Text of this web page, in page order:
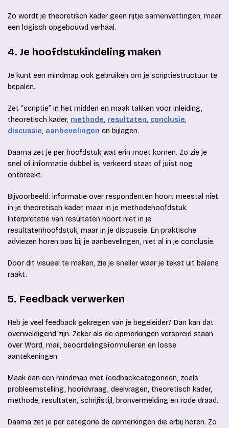
Zo wordt je theoretisch kader geen rijtje samenvattingen, maar
een logisch opgebouwd verhaal.
4. Je hoofdstukindeling maken
Je kunt een mindmap ook gebruiken om je scriptiestructuur te
bepalen.
Zet “scriptie” in het midden en maak takken voor inleiding,
theoretisch kader, methode, resultaten, conclusie,
discussie, aanbevelingen en bijlagen.
Daarna zet je per hoofdstuk wat erin moet komen. Zo zie je
snel of informatie dubbel is, verkeerd staat of juist nog
ontbreekt.
Bijvoorbeeld: informatie over respondenten hoort meestal niet
in je theoretisch kader, maar in je methodehoofdstuk.
Interpretatie van resultaten hoort niet in je
resultatenhoofdstuk, maar in je discussie. En praktische
adviezen horen pas bij je aanbevelingen, niet al in je conclusie.
Door dit visueel te maken, zie je sneller waar je tekst uit balans
raakt.
5. Feedback verwerken
Heb je veel feedback gekregen van je begeleider? Dan kan dat
overweldigend zijn. Zeker als de opmerkingen verspreid staan
over Word, mail, beoordelingsformulieren en losse
aantekeningen.
Maak dan een mindmap met feedbackcategorieën, zoals
probleemstelling, hoofdvraag, deelvragen, theoretisch kader,
methode, resultaten, schrijfstijl, bronvermelding en rode draad.
Daarna zet je per categorie de opmerkingen die erbij horen. Zo